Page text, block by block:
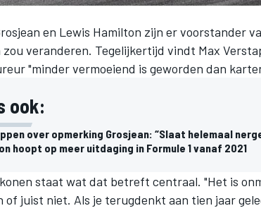
en Lewis Hamilton zijn er voorstander
veranderen. Tegelijkertijd vindt Max
"minder vermoeiend is geworden dan
ook:
over opmerking Grosjean: “Slaat helemaal
hoopt op meer uitdaging in Formule 1 vanaf 2021
staat wat dat betreft centraal. "Het is
of juist niet. Als je terugdenkt aan tien jaar